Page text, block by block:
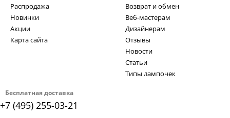
Бесплатная доставка
+7 (495) 255-03-21
Распродажа
Новинки
Акции
Карта сайта
Возврат и обмен
Веб-мастерам
Дизайнерам
Отзывы
Новости
Статьи
Типы лампочек